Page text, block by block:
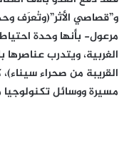
و”قصاصي الأثر”(وتُعرَف
مرعول- بأنها وحدة
الغربية، ويتدرب
القريبة من صحراء
مسيرة ووسائل